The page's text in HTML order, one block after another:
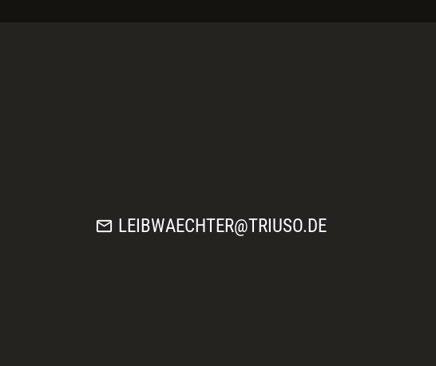
mail LEIBWAECHTER@TRIUSO.DE